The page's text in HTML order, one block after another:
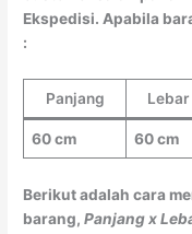
Ekspedisi. Apabila
:
Panjang Lebar
60 cm 60 cm
Berikut adalah cara
barang,Panjang x